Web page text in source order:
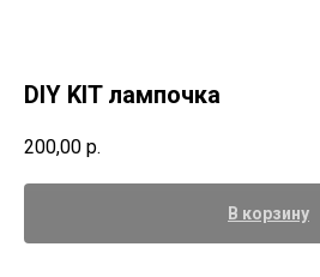
DIY KIT лампочка
200,00 р.
В корзину